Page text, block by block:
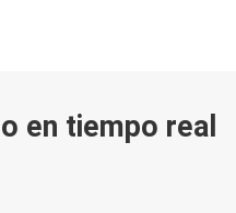
en tiempo real